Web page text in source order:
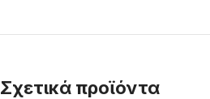
Σχετικά προϊόντα